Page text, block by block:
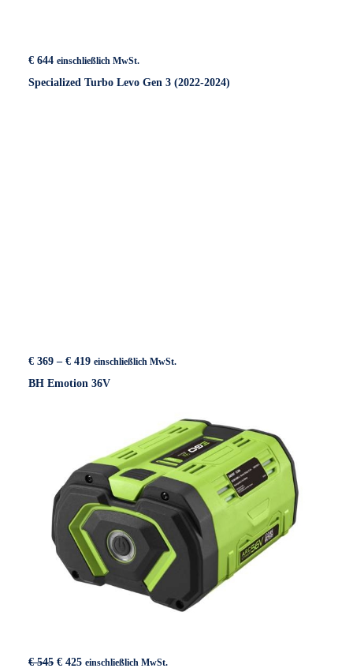
€ 644 einschließlich MwSt.
Specialized Turbo Levo Gen 3 (2022-2024)
€ 369 – € 419Preisspanne:
bis
einschließlich MwSt.
BH Emotion 36V
€545 Ursprünglicher
€ 425Aktueller
einschließlich MwSt.